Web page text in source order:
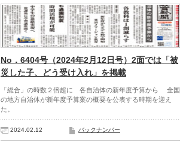
No．6404号（2024年2月12日号）2面では「被
災した子、どう受け入れ」を掲載
「総合」の時数２倍超に 各自治体の新年度予算から 全国
の地方自治体が新年度予算案の概要を公表する時期を迎え
た。
2024.02.12 バックナンバー